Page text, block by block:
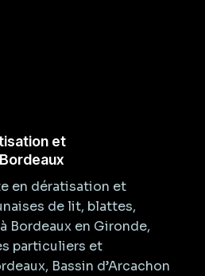
et
en dératisation et
de lit, blattes,
Bordeaux en Gironde,
particuliers et
Bassin d’Arcachon